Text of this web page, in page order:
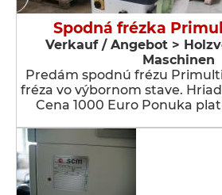
Spodná frézka
Verkauf / Angebot >
Maschinen
Predám spodnú frézu
fréza vo výbornom stave.
Cena 1000 Euro Ponuka